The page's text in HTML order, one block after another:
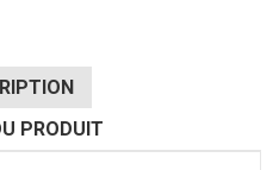
PRODUIT